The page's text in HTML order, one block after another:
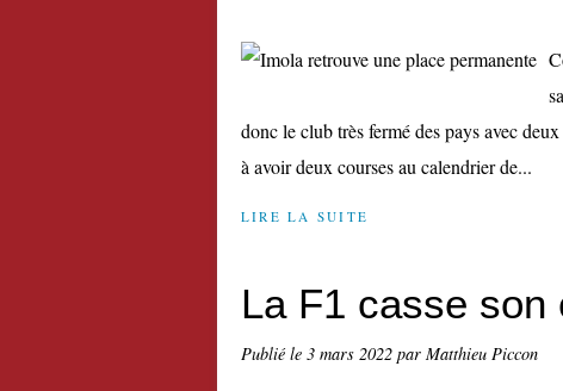
donc le club très fermé des pays avec
à avoir deux courses au calendrier de...
LIRE LA SUITE
La F1 casse
Publié le 3 mars 2022 par Matthieu Piccon